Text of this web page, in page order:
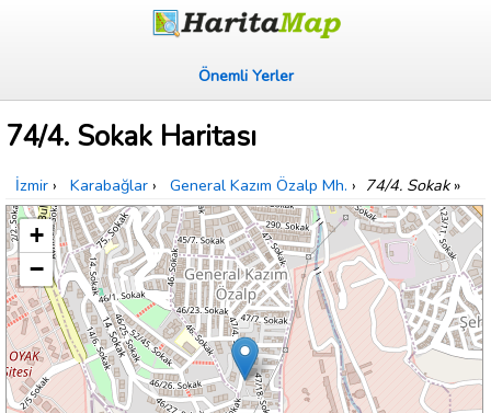
Önemli Yerler
74/4. Sokak Haritası
İzmir › Karabağlar › General Kazım Özalp Mh. › 74/4. Sokak»
+
−